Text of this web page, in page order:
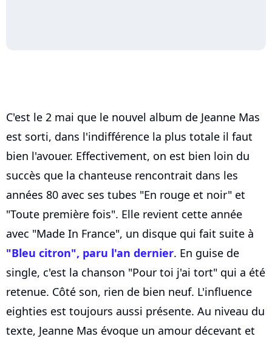
C'est le 2 mai que le nouvel album de Jeanne Mas
est sorti, dans l'indifférence la plus totale il faut
bien l'avouer. Effectivement, on est bien loin du
succès que la chanteuse rencontrait dans les
années 80 avec ses tubes "En rouge et noir" et
"Toute première fois". Elle revient cette année
avec "Made In France", un disque qui fait suite à
"Bleu citron", paru l'an dernier. En guise de
single, c'est la chanson "Pour toi j'ai tort" qui a été
retenue. Côté son, rien de bien neuf. L'influence
eighties est toujours aussi présente. Au niveau du
texte, Jeanne Mas évoque un amour décevant et